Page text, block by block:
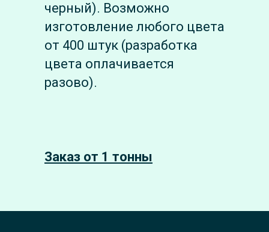
черный). Возможно
изготовление любого цвета
от 400 штук (разработка
цвета оплачивается
разово).
Заказ от 1 тонны